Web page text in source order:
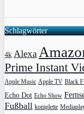
Schlagwörter
4k Alexa
Prime Instant
Apple Music Apple TV Black
Echo Dot Echo Show
Fußball komplette